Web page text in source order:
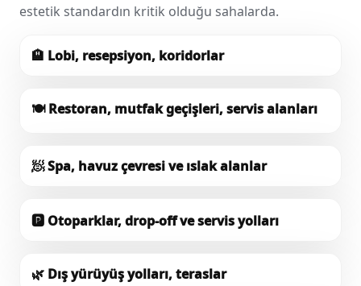
estetik standardın kritik olduğu sahalarda.
🏨 Lobi, resepsiyon, koridorlar
🍽️Restoran, mutfak geçişleri, servis alanları
🧖Spa, havuz çevresi ve ıslak alanlar
🅿️ Otoparklar, drop-off ve servis yolları
🌿 Dış yürüyüş yolları, teraslar